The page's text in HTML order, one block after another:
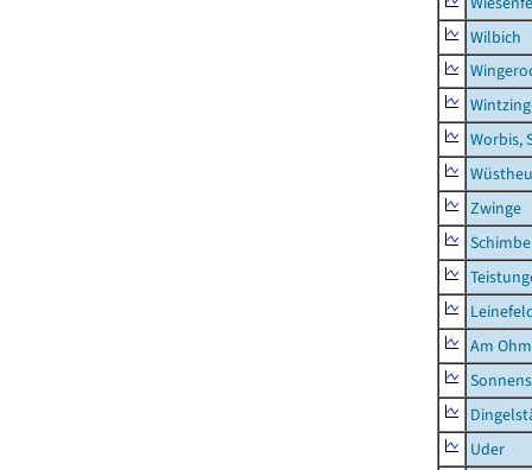
Wilbich
Worbis,
Zwinge
Am
Uder